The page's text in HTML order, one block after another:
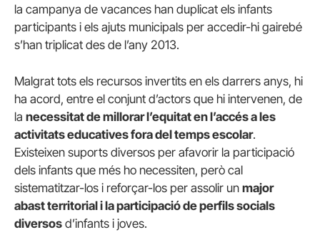
la campanya de vacances han duplicat els infants
participants i els ajuts municipals per accedir-hi gairebé
s’han triplicat des de l’any 2013.
Malgrat tots els recursos invertits en els darrers anys, hi
ha acord, entre el conjunt d’actors que hi intervenen, de
la necessitat de millorar l’equitat en l’accés a les
activitats educatives fora del temps escolar.
Existeixen suports diversos per afavorir la participació
dels infants que més ho necessiten, però cal
sistematitzar-los i reforçar-los per assolir un major
abast territorial i la participació de perfils socials
diversos d’infants i joves.